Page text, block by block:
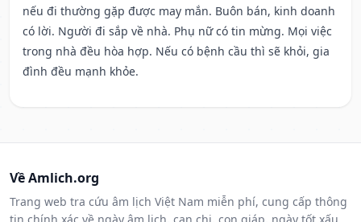
nếu đi thường gặp được may mắn. Buôn bán, kinh doanh
có lời. Người đi sắp về nhà. Phụ nữ có tin mừng. Mọi việc
trong nhà đều hòa hợp. Nếu có bệnh cầu thì sẽ khỏi, gia
đình đều mạnh khỏe.
Về Amlich.org
Trang web tra cứu âm lịch Việt Nam miễn phí, cung cấp thông